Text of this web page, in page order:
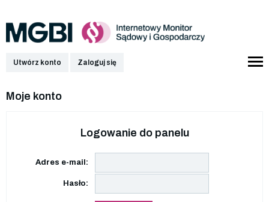
Utwórz konto Zaloguj się
Moje konto
Logowanie do panelu
Adres e-mail:
Hasło: